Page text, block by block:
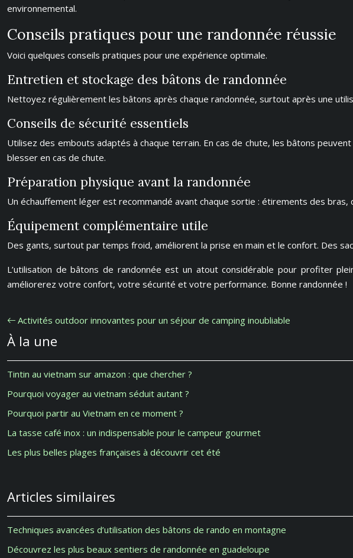
environnemental.
Conseils pratiques pour une randonnée réussie
Voici quelques conseils pratiques pour une expérience optimale.
Entretien et stockage des bâtons de randonnée
Nettoyez régulièrement les bâtons après chaque randonnée, surtout après une
Conseils de sécurité essentiels
Utilisez des embouts adaptés à chaque terrain. En cas de chute, les bâtons
blesser en cas de chute.
Préparation physique avant la randonnée
Un échauffement léger est recommandé avant chaque sortie : étirements des
Équipement complémentaire utile
Des gants, surtout par temps froid, améliorent la prise en main et le confort. Des
L’utilisation de bâtons de randonnée est un atout considérable pour profiter
améliorerez votre confort, votre sécurité et votre performance. Bonne randonnée !
Activités outdoor innovantes pour un séjour de camping inoubliable
À la une
Tintin au vietnam sur amazon : que chercher ?
Pourquoi voyager au vietnam séduit autant ?
Pourquoi partir au Vietnam en ce moment ?
La tasse café inox : un indispensable pour le campeur gourmet
Les plus belles plages françaises à découvrir cet été
Articles similaires
Techniques avancées d’utilisation des bâtons de rando en montagne
Découvrez les plus beaux sentiers de randonnée en guadeloupe